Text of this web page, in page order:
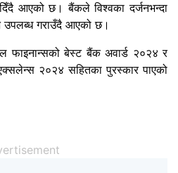
दिँदै आएको छ। बैंकले विश्वका दर्जनभन्दा
उपलब्ध गराउँदै आएको छ।
फाइनान्सको बेस्ट बैंक अवार्ड २०२४ र
२०२४ सहितका पुरस्कार पाएको